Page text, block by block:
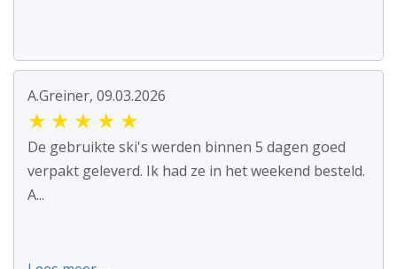
A.Greiner, 09.03.2026
★ ★ ★ ★ ★
De gebruikte ski's werden binnen 5 dagen goed
verpakt geleverd. Ik had ze in het weekend besteld.
A...